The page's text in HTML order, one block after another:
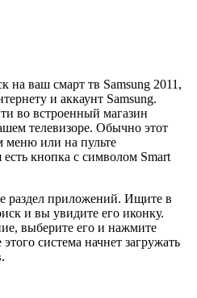
на ваш смарт тв Samsung 2011,
и аккаунт Samsung.
во встроенный магазин
телевизоре. Обычно этот
меню или на пульте
кнопка с символом Smart
раздел приложений. Ищите в
и вы увидите его иконку.
выберите его и нажмите
система начнет загружать